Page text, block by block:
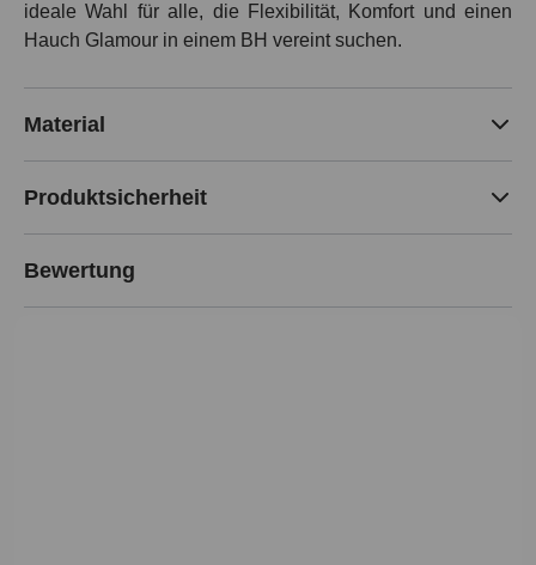
ideale Wahl für alle, die Flexibilität, Komfort und einen
Hauch Glamour in einem BH vereint suchen.
Material
Produktsicherheit
Bewertung